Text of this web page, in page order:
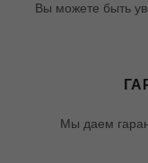
Вы можете быть
Мы даем